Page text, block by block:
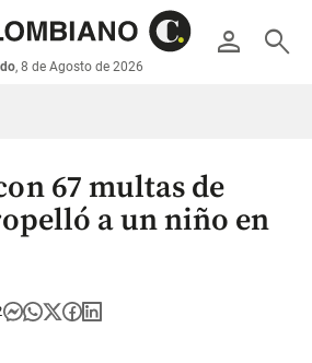
person search
, 8 de Agosto de 2026
67 multas de
a un niño en